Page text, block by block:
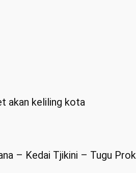
akan keliling kota
– Kedai Tjikini – Tugu